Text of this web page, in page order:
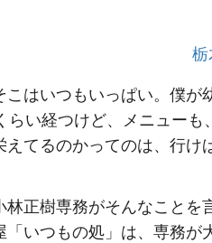
栃
こはいつもいっぱい。僕が
らい経つけど、メニューも
てるのかってのは、行け
正樹専務がそんなことを
いつもの処」は、専務が